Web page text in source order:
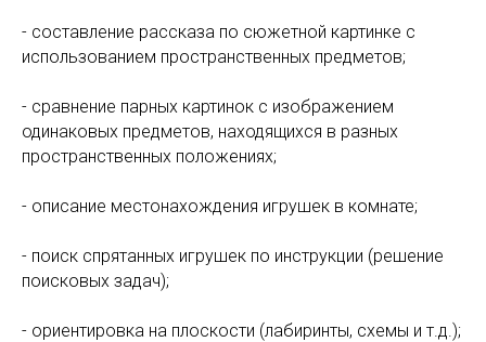
- составление рассказа по сюжетной картинке с
использованием пространственных предметов;
- сравнение парных картинок с изображением
одинаковых предметов, находящихся в разных
пространственных положениях;
- описание местонахождения игрушек в комнате;
- поиск спрятанных игрушек по инструкции (решение
поисковых задач);
- ориентировка на плоскости (лабиринты, схемы и т.д.);